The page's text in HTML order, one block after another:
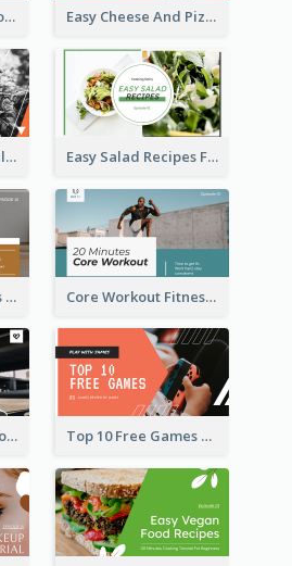
Funny Treats For Dogs YouTube Thumbnail Easy Cheese And Pizza Recipe YouTube Thumbnail
Gamer Strategy Online Game YouTube Thumbnail Easy Salad Recipes Food YouTube Thumbnail
Yoga For Beginners Fitness YouTube Thumbnail Core Workout Fitness YouTube Thumbnail
Easy Outdoor Workout HIIT YouTube Thumbnail Top 10 Free Games YouTube Thumbnail